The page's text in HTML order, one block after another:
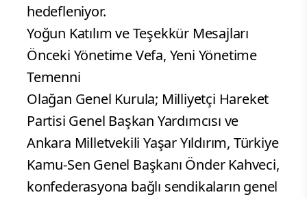
hedefleniyor.
Yoğun Katılım ve Teşekkür Mesajları
Önceki Yönetime Vefa, Yeni Yönetime
Temenni
Olağan Genel Kurula; Milliyetçi Hareket
Partisi Genel Başkan Yardımcısı ve
Ankara Milletvekili Yaşar Yıldırım, Türkiye
Kamu-Sen Genel Başkanı Önder Kahveci,
konfederasyona bağlı sendikaların genel